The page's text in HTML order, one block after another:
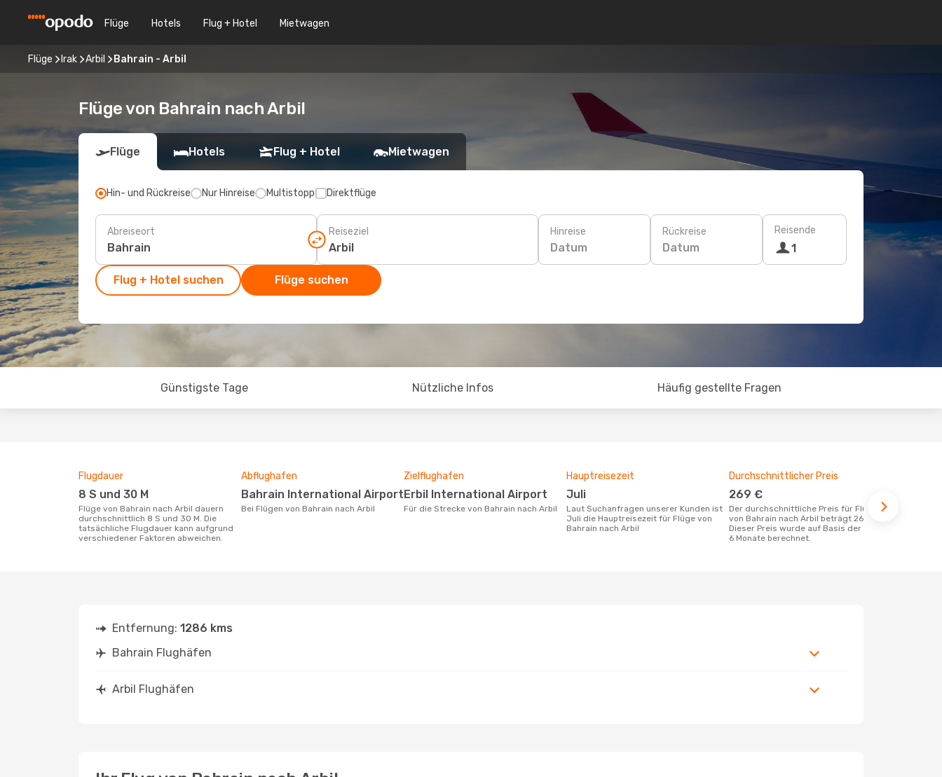
Flüge Hotels Flug + Hotel Mietwagen
Flüge Irak Arbil Bahrain - Arbil
Flüge von Bahrain nach Arbil
Flüge Hotels Flug + Hotel Mietwagen
Hin- und Rückreise Nur Hinreise Multistopp Direktflüge
Abreiseort Reiseziel Hinreise
Datum
Rückreise
Datum
Reisende
1
Flug + Hotel suchen Flüge suchen
Günstigste Tage Nützliche Infos Häufig gestellte Fragen
Flugdauer
8 S und 30 M
Flüge von Bahrain nach Arbil dauern
durchschnittlich 8 S und 30 M. Die
tatsächliche Flugdauer kann aufgrund
verschiedener Faktoren abweichen.
Abflughafen
Bahrain International Airport
Bei Flügen von Bahrain nach Arbil
Zielflughafen
Erbil International Airport
Für die Strecke von Bahrain nach Arbil
Hauptreisezeit
Juli
Laut Suchanfragen unserer Kunden ist
Juli die Hauptreisezeit für Flüge von
Bahrain nach Arbil
Durchschnittlicher Preis
269 €
Der durchschnittliche Preis für Flüge
von Bahrain nach Arbil beträgt 269 €.
Dieser Preis wurde auf Basis der letzten
6 Monate berechnet.
Entfernung: 1286 kms
Bahrain Flughäfen
Arbil Flughäfen